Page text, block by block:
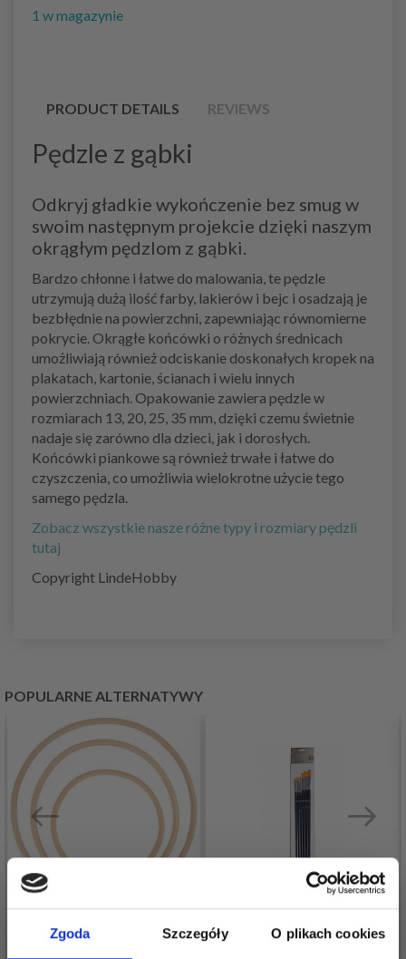
Zgoda Szczegóły O plikach cookies
1 w magazynie
PRODUCT DETAILS REVIEWS
Pędzle z gąbki
Odkryj gładkie wykończenie bez smug w
swoim następnym projekcie dzięki naszym
okrągłym pędzlom z gąbki.
Bardzo chłonne i łatwe do malowania, te pędzle
utrzymują dużą ilość farby, lakierów i bejc i osadzają je
bezbłędnie na powierzchni, zapewniając równomierne
pokrycie. Okrągłe końcówki o różnych średnicach
umożliwiają również odciskanie doskonałych kropek na
plakatach, kartonie, ścianach i wielu innych
powierzchniach. Opakowanie zawiera pędzle w
rozmiarach 13, 20, 25, 35 mm, dzięki czemu świetnie
nadaje się zarówno dla dzieci, jak i dorosłych.
Końcówki piankowe są również trwałe i łatwe do
czyszczenia, co umożliwia wielokrotne użycie tego
samego pędzla.
Zobacz wszystkie nasze różne typy i rozmiary pędzli
tutaj
Copyright LindeHobby
POPULARNE ALTERNATYWY